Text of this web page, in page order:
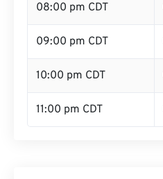
08:00 pm CDT
09:00 pm CDT
10:00 pm CDT
11:00 pm CDT